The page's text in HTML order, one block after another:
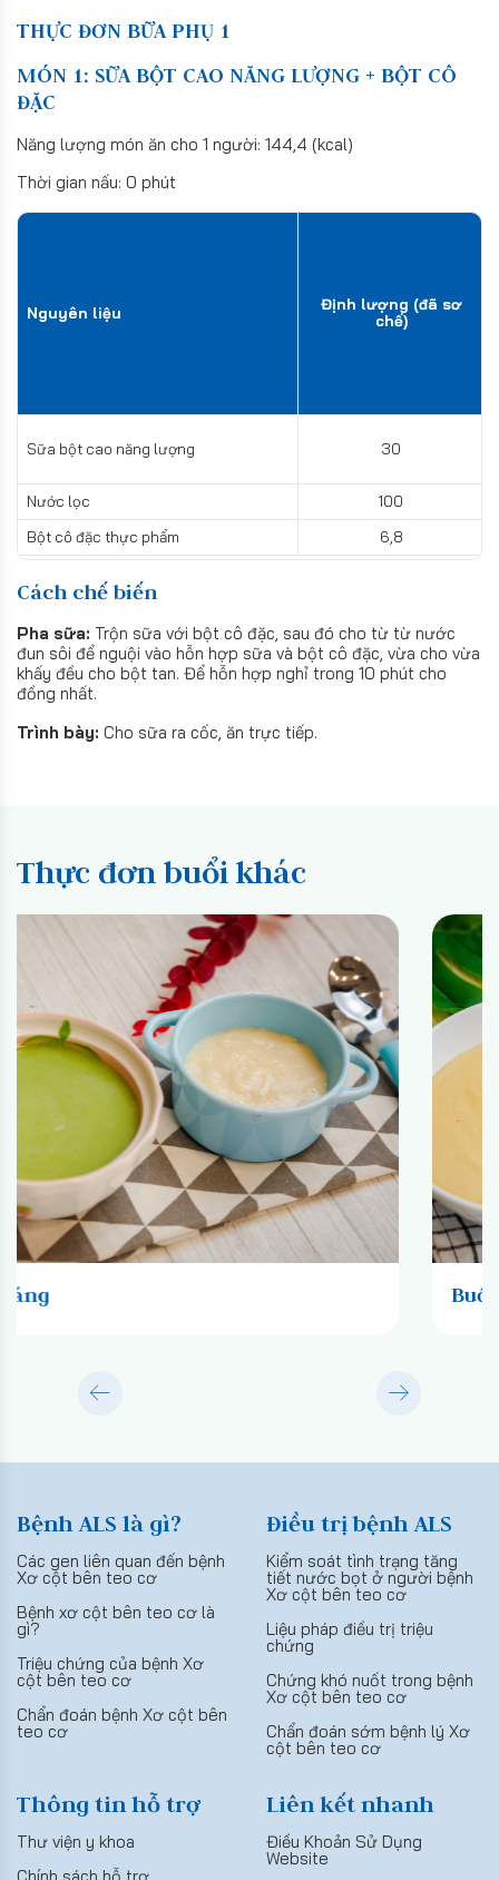
THỰC ĐƠN BỮA PHỤ 1
MÓN 1: SỮA BỘT CAO NĂNG LƯỢNG + BỘT CÔ
ĐẶC
Năng lượng món ăn cho 1 người: 144,4 (kcal)
Thời gian nấu: 0 phút
Nguyên liệu
Định lượng (đã sơ
chế)
Sữa bột cao năng lượng 30
Nước lọc
100
Bột cô đặc thực phẩm
6,8
Cách chế biến
Pha sữa: Trộn sữa với bột cô đặc, sau đó cho từ từ nước
đun sôi để nguội vào hỗn hợp sữa và bột cô đặc, vừa cho vừa
khấy đều cho bột tan. Để hỗn hợp nghỉ trong 10 phút cho
đồng nhất.
Trình bày: Cho sữa ra cốc, ăn trực tiếp.
Thực đơn buổi khác
Buổi sáng
Bệnh ALS là gì?
Các gen liên quan đến bệnh
Xơ cột bên teo cơ
Bệnh xơ cột bên teo cơ là
gì?
Triệu chứng của bệnh Xơ
cột bên teo cơ
Chẩn đoán bệnh Xơ cột bên
teo cơ
Điều trị bệnh ALS
Kiểm soát tình trạng tăng
tiết nước bọt ở người bệnh
Xơ cột bên teo cơ
Liệu pháp điều trị triệu
chứng
Chứng khó nuốt trong bệnh
Xơ cột bên teo cơ
Chẩn đoán sớm bệnh lý Xơ
cột bên teo cơ
Thông tin hỗ trợ
Thư viện y khoa
Liên kết nhanh
Điều Khoản Sử Dụng
Website